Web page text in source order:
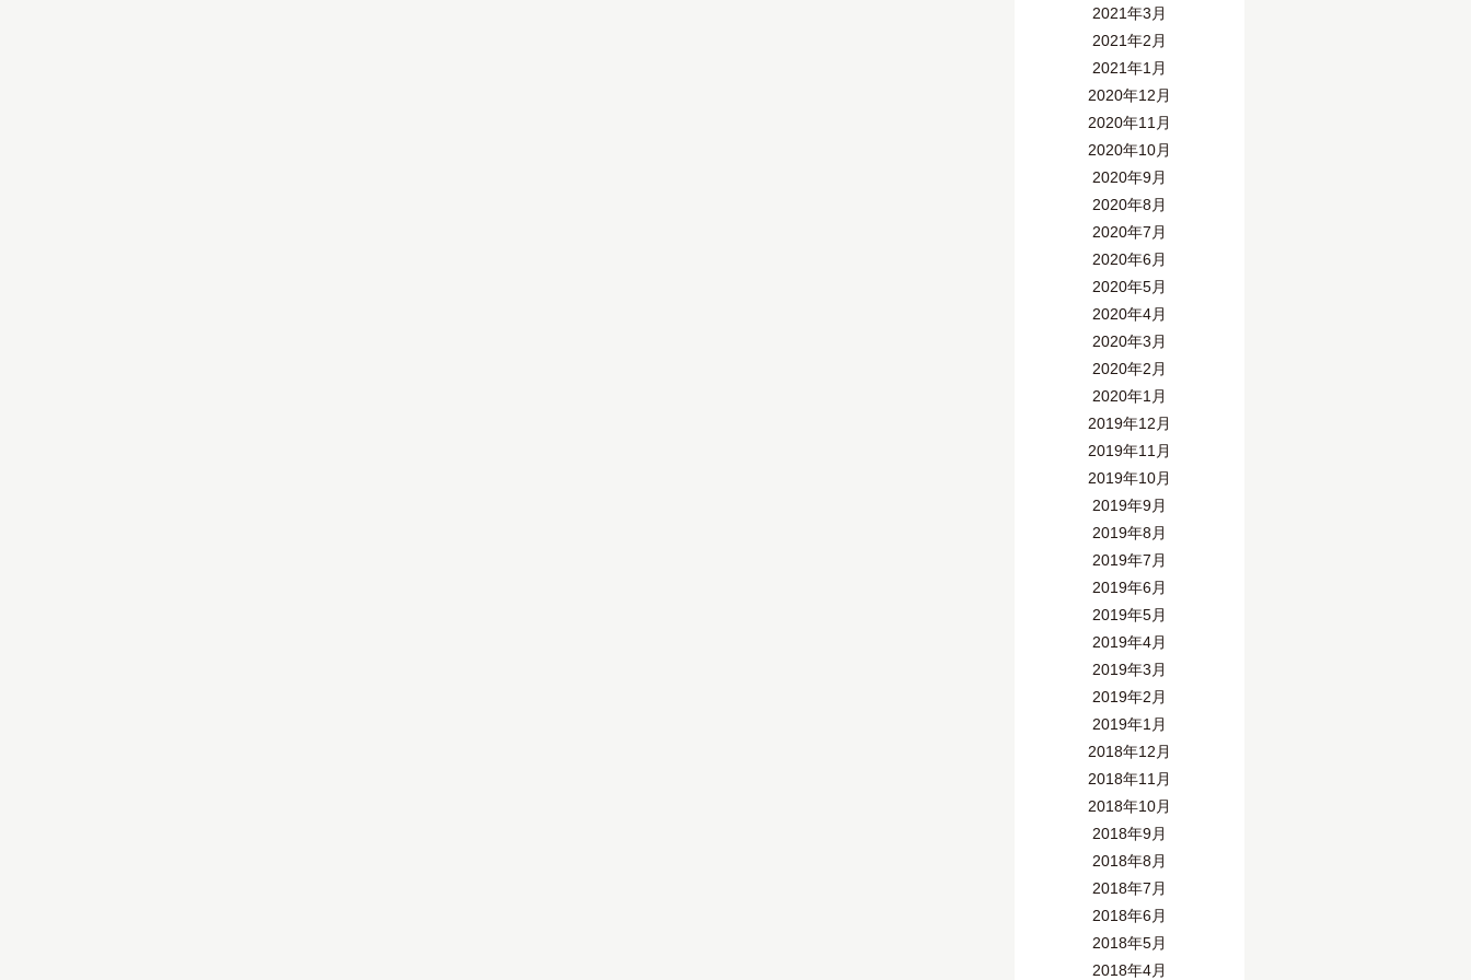
2021年3月
2021年2月
2021年1月
2020年12月
2020年11月
2020年10月
2020年9月
2020年8月
2020年7月
2020年6月
2020年5月
2020年4月
2020年3月
2020年2月
2020年1月
2019年12月
2019年11月
2019年10月
2019年9月
2019年8月
2019年7月
2019年6月
2019年5月
2019年4月
2019年3月
2019年2月
2019年1月
2018年12月
2018年11月
2018年10月
2018年9月
2018年8月
2018年7月
2018年6月
2018年5月
2018年4月